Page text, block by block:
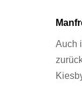
Auch